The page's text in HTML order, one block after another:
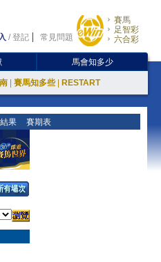
/登記 常見問題
賽馬
足智彩
六合彩
馬會知多少
賽馬知多些 RESTART
果 賽期表